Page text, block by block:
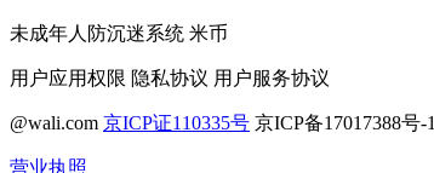
未成年人防沉迷系统 米币
用户应用权限 隐私协议 用户服务协议
@wali.com 京ICP证110335号 京ICP备17017388号-1
营业执照